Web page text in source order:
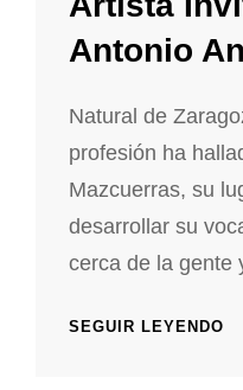
CATEGORÍAS
Antonio
Natural de
profesión ha
Mazcuerras, su
desarrollar su
cerca de la gente
SEGUIR LEYENDO